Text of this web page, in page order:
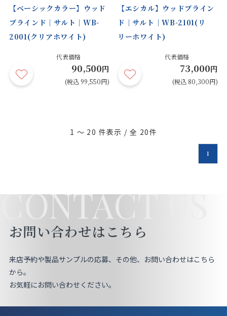
【ベーシックカラー】ウッド
ブラインド｜サルト｜WB-
2001(クリアホワイト)
代表価格
90,500円
(税込 99,550円)
【エシカル】ウッドブライン
ド｜サルト｜WB-2101(リ
リーホワイト)
代表価格
73,000円
(税込 80,300円)
1 ～ 20 件表示 / 全 20件
1
CONTACT US
お問い合わせはこちら
来店予約や製品サンプルの応募、その他、お問い合わせはこちら
から。
お気軽にお問い合わせください。